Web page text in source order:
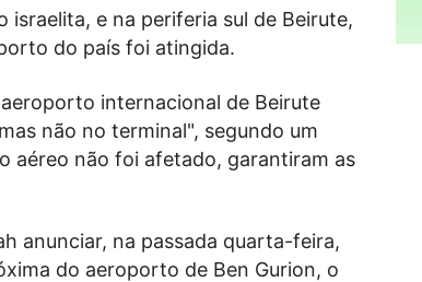
e na periferia sul de Beirute,
do país foi atingida.
internacional de Beirute
não no terminal", segundo um
aéreo não foi afetado, garantiram as
anunciar, na passada quarta-feira,
do aeroporto de Ben Gurion, o